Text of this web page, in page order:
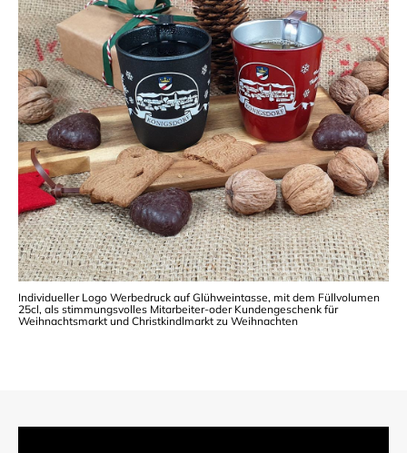
Individueller Logo Werbedruck auf Glühweintasse, mit dem Füllvolumen
25cl, als stimmungsvolles Mitarbeiter-oder Kundengeschenk für
Weihnachtsmarkt und Christkindlmarkt zu Weihnachten